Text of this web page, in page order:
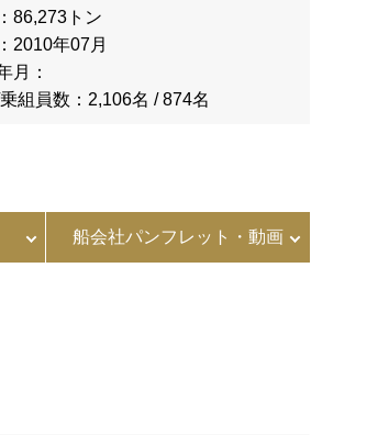
86,273トン
2010年07月
月：
組員数： 2,106名 / 874名
船会社パンフレット・動画